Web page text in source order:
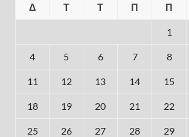
Δ
Τ Τ Π Π
1
4 5 6 7 8
11 12 13 14 15
18 19 20 21 22
25 26 27 28 29